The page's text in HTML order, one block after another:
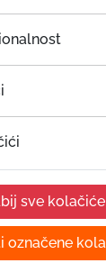
sve kolačiće
označene